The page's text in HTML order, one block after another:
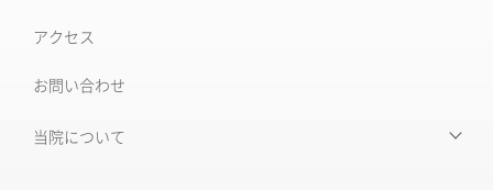
ニキビ治療専門外来
肝斑改善集中プラン
HARG＋療法
アクセス
お問い合わせ
当院について